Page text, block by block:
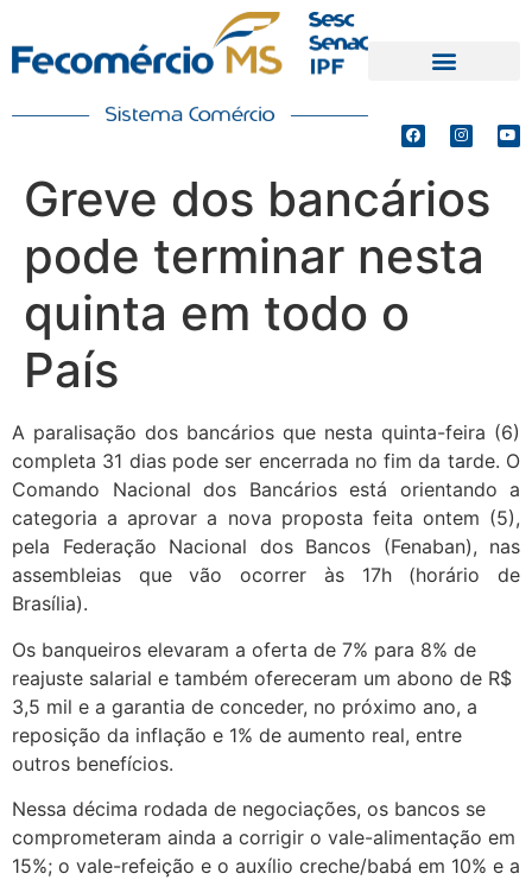
Greve dos bancários
pode terminar nesta
quinta em todo o
País
A paralisação dos bancários que nesta quinta-feira (6)
completa 31 dias pode ser encerrada no fim da tarde. O
Comando Nacional dos Bancários está orientando a
categoria a aprovar a nova proposta feita ontem (5),
pela Federação Nacional dos Bancos (Fenaban), nas
assembleias que vão ocorrer às 17h (horário de
Brasília).
Os banqueiros elevaram a oferta de 7% para 8% de
reajuste salarial e também ofereceram um abono de R$
3,5 mil e a garantia de conceder, no próximo ano, a
reposição da inflação e 1% de aumento real, entre
outros benefícios.
Nessa décima rodada de negociações, os bancos se
comprometeram ainda a corrigir o vale-alimentação em
15%; o vale-refeição e o auxílio creche/babá em 10% e a